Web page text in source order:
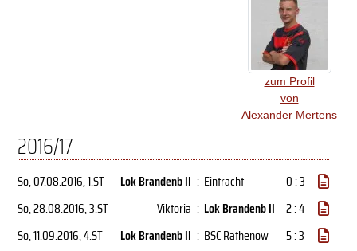
zum Profil
von
Alexander Mertens
2016/17
So, 07.08.2016, 1.ST Lok Brandenb II : Eintracht
0 : 3
So, 28.08.2016, 3.ST Viktoria : Lok Brandenb II 2 : 4
So, 11.09.2016, 4.ST Lok Brandenb II : BSC Rathenow
5 : 3